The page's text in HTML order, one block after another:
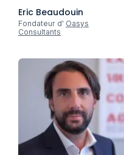
Eric Beaudouin
Fondateur d' Oasys
Consultants